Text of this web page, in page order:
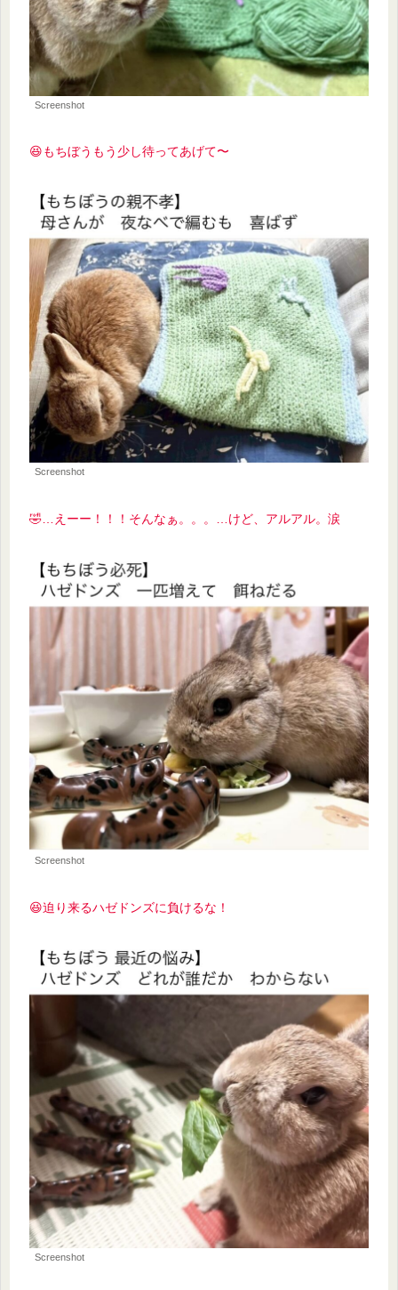
Screenshot
😆もちぼうもう少し待ってあげて〜
Screenshot
🤣…えーー！！！そんなぁ。。。 …けど、アルアル。涙
Screenshot
😆迫り来るハゼドンズに負けるな！
Screenshot